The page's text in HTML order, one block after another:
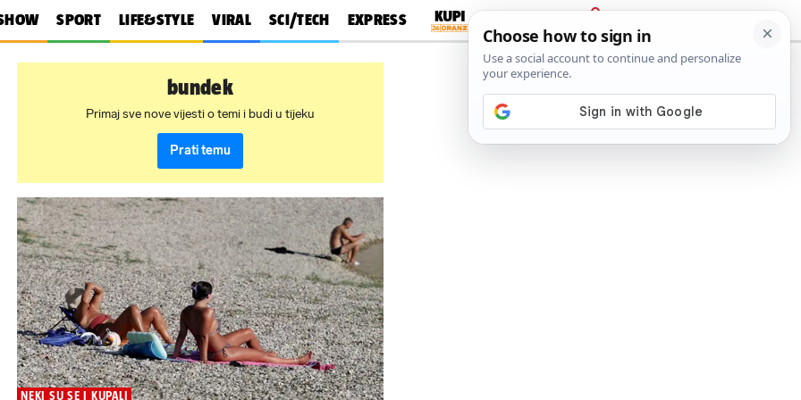
SPORT LIFE&STYLE VIRAL SCI/TECH EXPRESS
PRIJAVA
bundek
Primaj sve nove vijesti o temi i budi u tijeku
Prati temu
NEKI SU SE I KUPALI